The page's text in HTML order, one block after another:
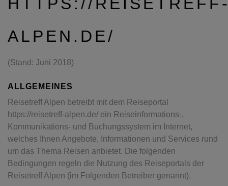
ALPEN.DE/
(Stand: Juni 2018)
ALLGEMEINES
Reisetreff Alpen betreibt mit dem Reiseportal
https://reisetreff-alpen.de/ ein Reiseinformations-,
Kommunikations- und Buchungssystem im Internet,
welches Ihnen Angebote, Informationen und Services rund
um das Thema Reisen anbietet. Die folgenden
Bedingungen regeln die Nutzung des Reiseportals der
Reisetreff Alpen (im Folgenden Betreiber genannt).